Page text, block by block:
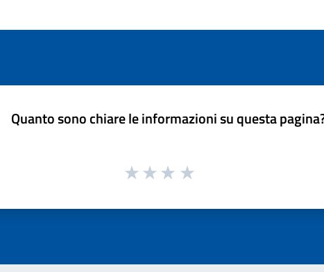
Quanto sono chiare le informazioni su questa